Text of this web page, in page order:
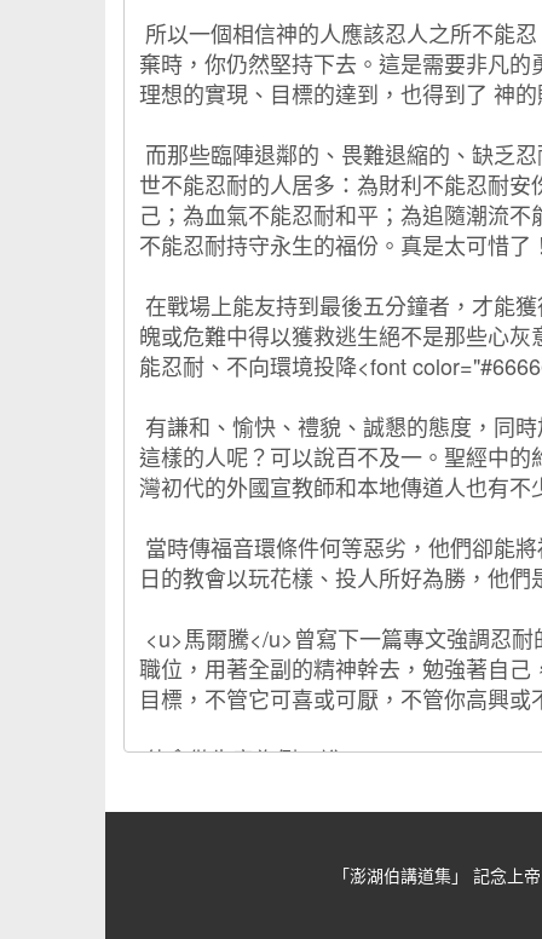
「澎湖伯講道集」 記念